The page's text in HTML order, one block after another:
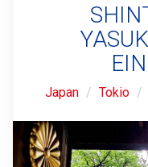
Japan Tokio